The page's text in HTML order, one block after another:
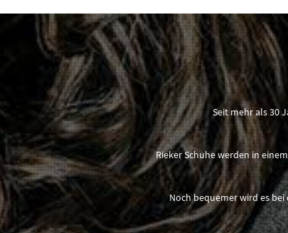
Seit mehr als 30
Rieker Schuhe werden in
Noch bequemer wird es